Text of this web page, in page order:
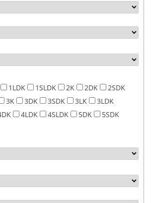
1LDK 1SLDK 2K 2DK
2SDK
3K 3DK 3SDK 3LK
3LDK
4LDK 4SLDK 5DK
5SDK